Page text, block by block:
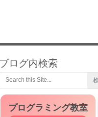
ブログ内検索
プログラミング教室